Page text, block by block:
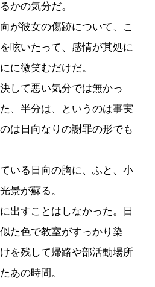
かの気分だ。
が彼女の傷跡について、こ
呟いたって、感情が其処に
に微笑むだけだ。
して悪い気分では無かっ
、半分は、というのは事実
は日向なりの謝罪の形でも
いる日向の胸に、ふと、小
景が蘇る。
出すことはしなかった。日
た色で教室がすっかり染
を残して帰路や部活動場所
あの時間。